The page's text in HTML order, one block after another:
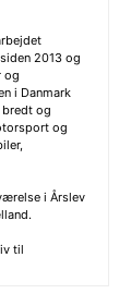
2013 og
og
i Danmark
og
og
i Årslev
til